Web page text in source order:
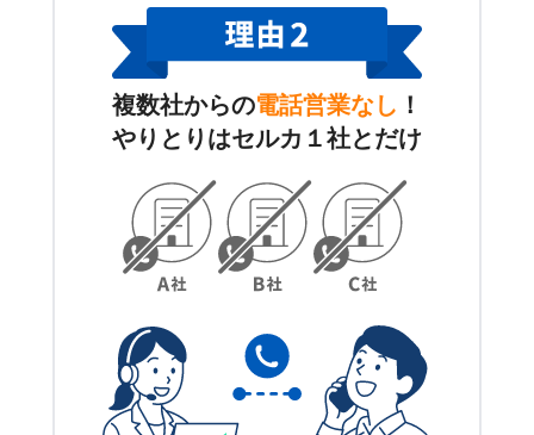
複数社からの電話営業なし ！
やりとりはセルカ１社とだけ